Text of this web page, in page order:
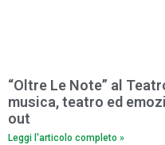
“Oltre Le Note” al
musica, teatro ed
out
Leggi l'articolo completo »